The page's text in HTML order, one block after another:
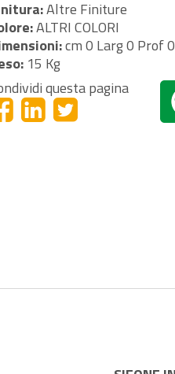
Altre Finiture
ALTRI COLORI
cm 0 Larg 0 Prof
15 Kg
questa pagina